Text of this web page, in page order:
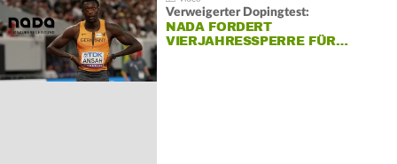
Verweigerter Dopingtest:
NADA FORDERT
VIERJAHRESSPERRE FÜR…